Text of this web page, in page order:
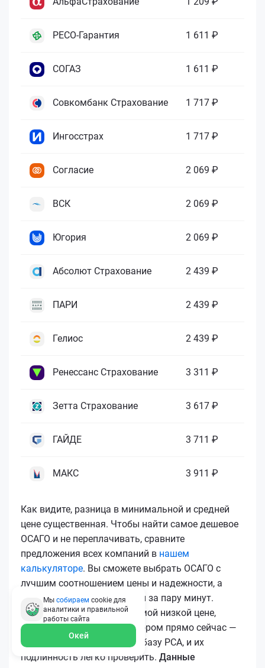
РЕСО-Гарантия 1 611 ₽
СОГАЗ 1 611 ₽
Совкомбанк Страхование 1 717 ₽
Ингосстрах 1 717 ₽
Согласие 2 069 ₽
ВСК 2 069 ₽
Югория 2 069 ₽
Абсолют Страхование 2 439 ₽
ПАРИ 2 439 ₽
Гелиос 2 439 ₽
Ренессанс Страхование 3 311 ₽
Зетта Страхование 3 617 ₽
ГАЙДЕ 3 711 ₽
МАКС 3 911 ₽
Как видите, разница в минимальной и средней
цене существенная. Чтобы найти самое дешевое
ОСАГО и не переплачивать, сравните
предложения всех компаний в нашем
калькуляторе. Вы сможете выбрать ОСАГО с
лучшим соотношением цены и надежности, а
затем купить ОСАГО онлайн за пару минут.
Чтобы купить ОСАГО по самой низкой цене,
воспользуйтесь калькулятором прямо сейчас —
все полисы загружаются в базу РСА, и их
подлинность легко проверить. Данные
Мы собираем cookie для
аналитики и правильной
работы сайта
Окей